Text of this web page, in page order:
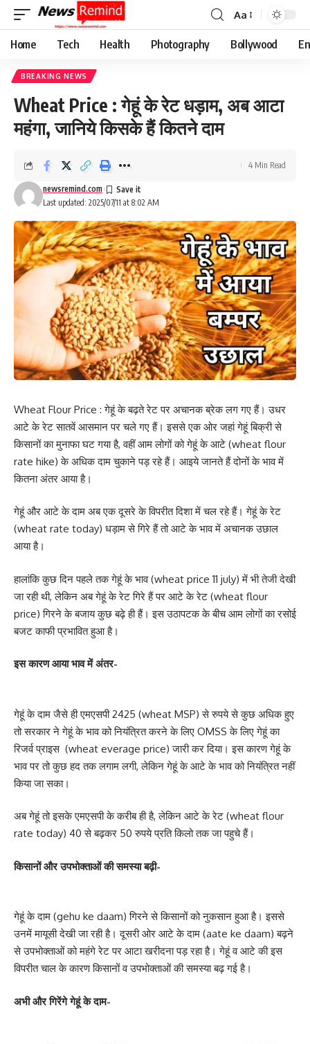
Font
Resizer
Aa
Home Tech Health Photography Bollywood
BREAKING NEWS
Wheat Price : गेहूं के रेट धड़ाम, अब आटा
महंगा, जानिये किसके हैं कितने दाम
Last updated: 2025/07/11 at 8:02 AM
newsremind.com
4 Min Read
Wheat Flour Price : गेहूं के बढ़ते रेट पर अचानक ब्रेक लग गए हैं। उधर
आटे के रेट सातवें आसमान पर चले गए हैं। इससे एक ओर जहां गेहूं बिक्री से
किसानों का मुनाफा घट गया है, वहीं आम लोगों को गेहूं के आटे (wheat flour
rate hike) के अधिक दाम चुकाने पड़ रहे हैं। आइये जानते हैं दोनों के भाव में
कितना अंतर आया है।
गेहूं और आटे के दाम अब एक दूसरे के विपरीत दिशा में चल रहे हैं। गेहूं के रेट
(wheat rate today) धड़ाम से गिरे हैं तो आटे के भाव में अचानक उछाल
आया है।
हालांकि कुछ दिन पहले तक गेहूं के भाव (wheat price 11 july) में भी तेजी देखी
जा रही थी, लेकिन अब गेहूं के रेट गिरे हैं पर आटे के रेट (wheat flour
price) गिरने के बजाय कुछ बढ़े ही हैं। इस उठापटक के बीच आम लोगों का रसोई
बजट काफी प्रभावित हुआ है।
इस कारण आया भाव में अंतर-
गेहूं के दाम जैसे ही एमएसपी 2425 (wheat MSP) से रुपये से कुछ अधिक हुए
तो सरकार ने गेहूं के भाव को नियंत्रित करने के लिए OMSS के लिए गेहूं का
रिजर्व प्राइस (wheat everage price) जारी कर दिया। इस कारण गेहूं के
भाव पर तो कुछ हद तक लगाम लगी, लेकिन गेहूं के आटे के भाव को नियंत्रित नहीं
किया जा सका।
अब गेहूं तो इसके एमएसपी के करीब ही है, लेकिन आटे के रेट (wheat flour
rate today) 40 से बढ़कर 50 रुपये प्रति किलो तक जा पहुचे हैं।
किसानों और उपभोक्ताओं की समस्या बढ़ी-
गेहूं के दाम (gehu ke daam) गिरने से किसानों को नुकसान हुआ है। इससे
उनमें मायूसी देखी जा रही है। दूसरी ओर आटे के दाम (aate ke daam) बढ़ने
से उपभोक्ताओं को महंगे रेट पर आटा खरीदना पड़ रहा है। गेहूं व आटे की इस
विपरीत चाल के कारण किसानों व उपभोक्ताओं की समस्या बढ़ गई है।
अभी और गिरेंगे गेहूं के दाम-